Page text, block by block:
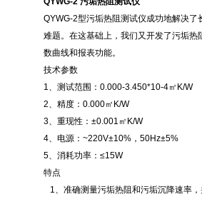
QYWG-2型污垢热阻测试仪成功地解决
难题。在这基础上，我们又开发了污垢
数曲线和报表功能。
技术参数
1、测试范围：0.000-3.450*10-4㎡K/W
2、精度：0.000㎡K/W
3、重现性：±0.001㎡K/W
4、电源：~220V±10%，50Hz±5%
5、消耗功率：≤15W
特点
1、准确测量污垢热阻和污垢沉降速率